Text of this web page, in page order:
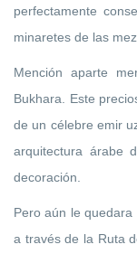
perfectamente
minaretes de las
Mención aparte
Bukhara. Este
de un célebre emir
arquitectura árabe
decoración.
Pero aún le
a través de la Ruta